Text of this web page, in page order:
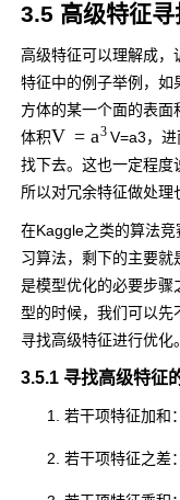
3.5 高级特征寻
高级特征可以理解成，
特征中的例子举例，如
方体的某一个面的表面
体积V = a3 V=a3，
找下去。这也一定程度
所以对冗余特征做处理
在Kaggle之类的算法
习算法，剩下的主要
是模型优化的必要步骤
型的时候，我们可以
寻找高级特征进行优化。
3.5.1 寻找高级特征
若干项特征加和
若干项特征之差